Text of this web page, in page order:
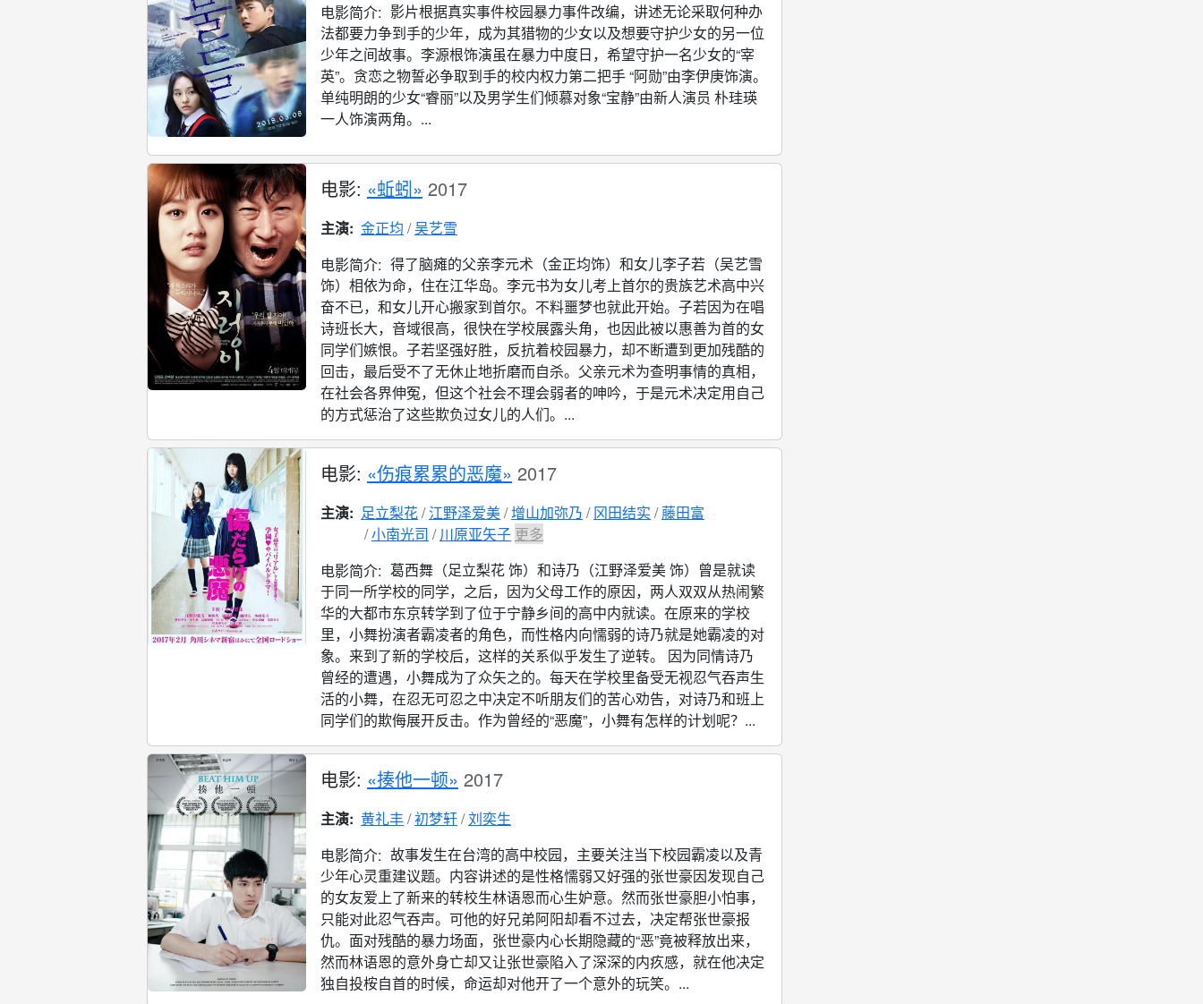
电影简介: 影片根据真实事件校园暴力事件改编，讲述无论采取何种办
法都要力争到手的少年，成为其猎物的少女以及想要守护少女的另一位
少年之间故事。李源根饰演虽在暴力中度日，希望守护一名少女的“宰
英”。贪恋之物誓必争取到手的校内权力第二把手 “阿勋”由李伊庚饰演。
单纯明朗的少女“睿丽”以及男学生们倾慕对象“宝静”由新人演员 朴珪瑛
一人饰演两角。...
电影: «蚯蚓» 2017
主演: 金正均 吴艺雪
电影简介: 得了脑瘫的父亲李元术（金正均饰）和女儿李子若（吴艺雪
饰）相依为命，住在江华岛。李元书为女儿考上首尔的贵族艺术高中兴
奋不已，和女儿开心搬家到首尔。不料噩梦也就此开始。子若因为在唱
诗班长大，音域很高，很快在学校展露头角，也因此被以惠善为首的女
同学们嫉恨。子若坚强好胜，反抗着校园暴力，却不断遭到更加残酷的
回击，最后受不了无休止地折磨而自杀。父亲元术为查明事情的真相，
在社会各界伸冤，但这个社会不理会弱者的呻吟，于是元术决定用自己
的方式惩治了这些欺负过女儿的人们。...
电影: «伤痕累累的恶魔» 2017
主演: 足立梨花 江野泽爱美 增山加弥乃 冈田结实
藤田富
小南光司
川原亚矢子 更多
电影简介: 葛西舞（足立梨花 饰）和诗乃（江野泽爱美 饰）曾是就读
于同一所学校的同学，之后，因为父母工作的原因，两人双双从热闹繁
华的大都市东京转学到了位于宁静乡间的高中内就读。在原来的学校
里，小舞扮演者霸凌者的角色，而性格内向懦弱的诗乃就是她霸凌的对
象。来到了新的学校后，这样的关系似乎发生了逆转。 因为同情诗乃
曾经的遭遇，小舞成为了众矢之的。每天在学校里备受无视忍气吞声生
活的小舞，在忍无可忍之中决定不听朋友们的苦心劝告，对诗乃和班上
同学们的欺侮展开反击。作为曾经的“恶魔”，小舞有怎样的计划呢？...
电影: «揍他一顿» 2017
主演: 黄礼丰 初梦轩 刘奕生
电影简介: 故事发生在台湾的高中校园，主要关注当下校园霸凌以及青
少年心灵重建议题。内容讲述的是性格懦弱又好强的张世豪因发现自己
的女友爱上了新来的转校生林语恩而心生妒意。然而张世豪胆小怕事，
只能对此忍气吞声。可他的好兄弟阿阳却看不过去，决定帮张世豪报
仇。面对残酷的暴力场面，张世豪内心长期隐藏的“恶”竟被释放出来，
然而林语恩的意外身亡却又让张世豪陷入了深深的内疚感，就在他决定
独自投桉自首的时候，命运却对他开了一个意外的玩笑。...